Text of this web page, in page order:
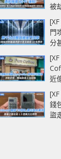
被
中
門
分
近
錢
盜